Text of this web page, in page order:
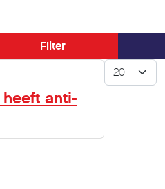
Filter
Toon #
anti-